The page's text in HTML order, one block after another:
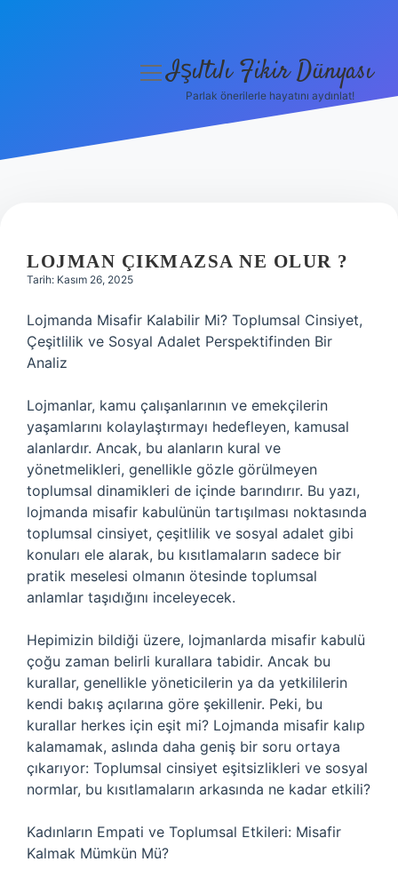
menüyüIşıltılı Fikir Dünyası
Parlak önerilerle hayatını aydınlat!
LOJMAN ÇIKMAZSA NE OLUR ?
Tarih: Kasım 26, 2025
Lojmanda Misafir Kalabilir Mi? Toplumsal Cinsiyet,
Çeşitlilik ve Sosyal Adalet Perspektifinden Bir
Analiz
Lojmanlar, kamu çalışanlarının ve emekçilerin
yaşamlarını kolaylaştırmayı hedefleyen, kamusal
alanlardır. Ancak, bu alanların kural ve
yönetmelikleri, genellikle gözle görülmeyen
toplumsal dinamikleri de içinde barındırır. Bu yazı,
lojmanda misafir kabulünün tartışılması noktasında
toplumsal cinsiyet, çeşitlilik ve sosyal adalet gibi
konuları ele alarak, bu kısıtlamaların sadece bir
pratik meselesi olmanın ötesinde toplumsal
anlamlar taşıdığını inceleyecek.
Hepimizin bildiği üzere, lojmanlarda misafir kabulü
çoğu zaman belirli kurallara tabidir. Ancak bu
kurallar, genellikle yöneticilerin ya da yetkililerin
kendi bakış açılarına göre şekillenir. Peki, bu
kurallar herkes için eşit mi? Lojmanda misafir kalıp
kalamamak, aslında daha geniş bir soru ortaya
çıkarıyor: Toplumsal cinsiyet eşitsizlikleri ve sosyal
normlar, bu kısıtlamaların arkasında ne kadar etkili?
Kadınların Empati ve Toplumsal Etkileri: Misafir
Kalmak Mümkün Mü?